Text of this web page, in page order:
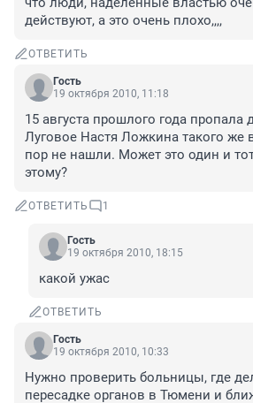
действуют, а это очень плохо,,,,
ОТВЕТИТЬ
Гость
19 октября 2010, 11:18
15 августа прошлого года пропала
Луговое Настя Ложкина такого же
пор не нашли. Может это один и
этому?
ОТВЕТИТЬ 1
Гость
19 октября 2010, 18:15
какой ужас
ОТВЕТИТЬ
Гость
19 октября 2010, 10:33
Нужно проверить больницы, где
пересадке органов в Тюмени и